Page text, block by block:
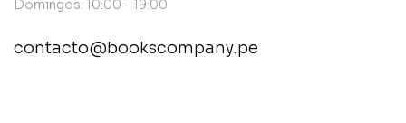
Domingos: 10:00 – 19:00
contacto@bookscompany.pe